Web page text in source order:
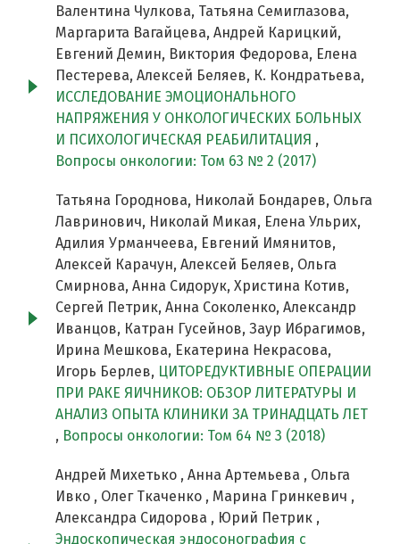
Валентина Чулкова, Татьяна Семиглазова,
Маргарита Вагайцева, Андрей Карицкий,
Евгений Демин, Виктория Федорова, Елена
Пестерева, Алексей Беляев, К. Кондратьева,
ИССЛЕДОВАНИЕ ЭМОЦИОНАЛЬНОГО
НАПРЯЖЕНИЯ У ОНКОЛОГИЧЕСКИХ БОЛЬНЫХ
И ПСИХОЛОГИЧЕСКАЯ РЕАБИЛИТАЦИЯ ,
Вопросы онкологии: Том 63 № 2 (2017)
Татьяна Городнова, Николай Бондарев, Ольга
Лавринович, Николай Микая, Елена Ульрих,
Адилия Урманчеева, Евгений Имянитов,
Алексей Карачун, Алексей Беляев, Ольга
Смирнова, Анна Сидорук, Христина Котив,
Сергей Петрик, Анна Соколенко, Александр
Иванцов, Катран Гусейнов, Заур Ибрагимов,
Ирина Мешкова, Екатерина Некрасова,
Игорь Берлев, ЦИТОРЕДУКТИВНЫЕ ОПЕРАЦИИ
ПРИ РАКЕ ЯИЧНИКОВ: ОБЗОР ЛИТЕРАТУРЫ И
АНАЛИЗ ОПЫТА КЛИНИКИ ЗА ТРИНАДЦАТЬ ЛЕТ
, Вопросы онкологии: Том 64 № 3 (2018)
Андрей Михетько , Анна Артемьева , Ольга
Ивко , Олег Ткаченко , Марина Гринкевич ,
Александра Сидорова , Юрий Петрик ,
Эндоскопическая эндосонография с